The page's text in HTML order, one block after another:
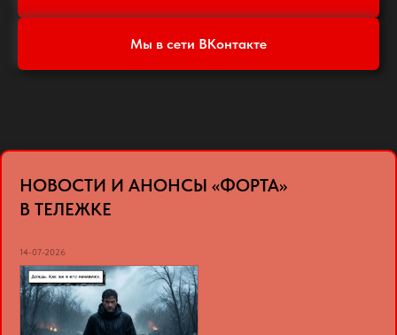
Мы в сети ВКонтакте
НОВОСТИ И АНОНСЫ «ФОРТА»
В ТЕЛЕЖКЕ
14-07-2026